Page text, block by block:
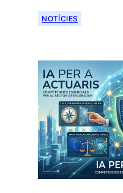
NOTÍCIES